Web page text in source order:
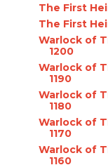
The First
The First
Warlock of
1200
Warlock of
1190
Warlock of
1180
Warlock of
1170
Warlock of
1160